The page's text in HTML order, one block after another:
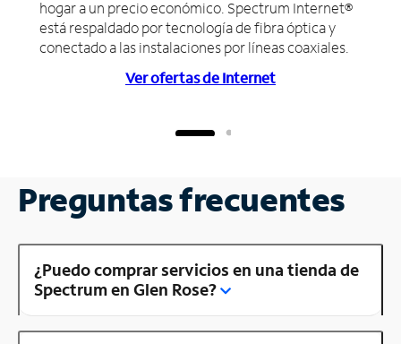
hogar a un precio económico. Spectrum Internet®
está respaldado por tecnología de fibra óptica y
conectado a las instalaciones por líneas coaxiales.
Ver ofertas de Internet
Preguntas frecuentes
¿Puedo comprar servicios en una tienda de
Spectrum en Glen Rose?